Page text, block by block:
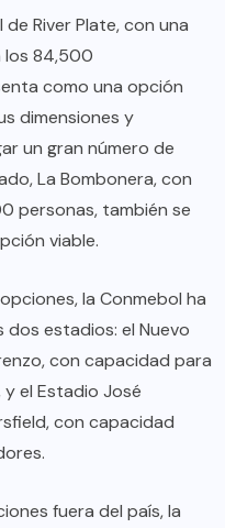
River Plate, con una
los 84,500
como una opción
dimensiones y
un gran número de
La Bombonera, con
personas, también se
viable.
la Conmebol ha
estadios: el Nuevo
con capacidad para
el Estadio José
con capacidad
fuera del país, la